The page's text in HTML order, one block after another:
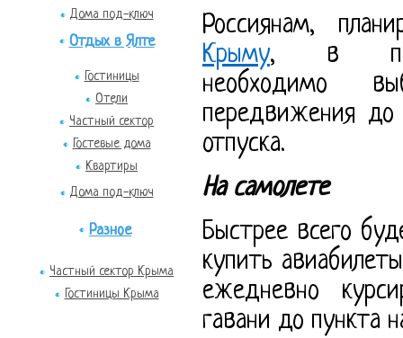
Дома под-ключ
Отдых в Ялте
Гостиницы
Отели
Частный сектор
Гостевые дома
Квартиры
Дома под-ключ
Разное
Частный сектор Крыма
Гостиницы Крыма
Россиянам,
Крыму, в
необходимо
передвижения до
отпуска.
На самолете
Быстрее всего
купить
ежедневно
гавани до пункта